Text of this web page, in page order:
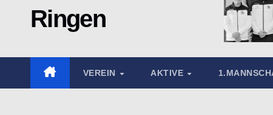
Ringen
VEREIN AKTIVE